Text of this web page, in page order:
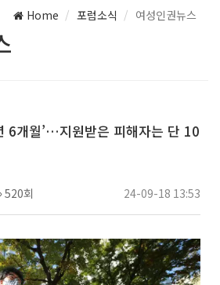
Home 포럼소식 여성인권뉴스
6개월’…지원받은 피해자는 단 10
520회 24-09-18 13:53